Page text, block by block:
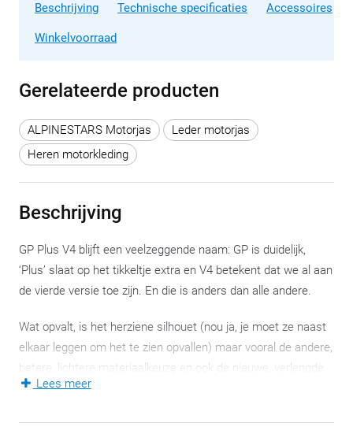
Beschrijving Technische specificaties Accessoires
Winkelvoorraad
Gerelateerde producten
ALPINESTARS Motorjas
Leder motorjas
Heren motorkleding
Beschrijving
GP Plus V4 blijft een veelzeggende naam: GP is duidelijk,
‘Plus’ slaat op het tikkeltje extra en V4 betekent dat we al aan
de vierde versie toe zijn. En die is anders dan alle andere.
Wat opvalt, is het herziene silhouet (nou ja, je moet ze naast
elkaar leggen om het te zien opvallen) maar vooral de andere,
betere, lichtere materiaalkeuze en ook de nieuwe, verlengde
GP-R Lite elleboogprotectoren. De GP Plus V4-motorjas is
Lees meer